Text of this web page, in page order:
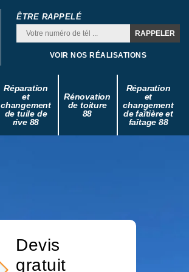
ÊTRE RAPPELÉ
VOIR NOS RÉALISATIONS
Réparation
et
changement
de tuile de
rive 88
Rénovation
de toiture
88
Réparation
et
changement
de faîtière et
faîtage 88
Devis
gratuit